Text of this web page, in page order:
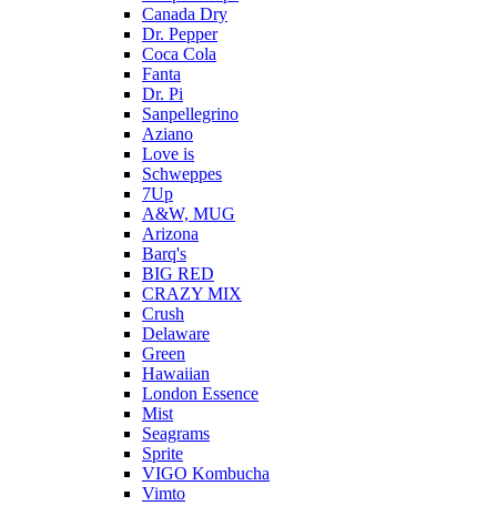
Canada Dry
Dr. Pepper
Coca Cola
Fanta
Dr. Pi
Sanpellegrino
Aziano
Love is
Schweppes
7Up
A&W, MUG
Arizona
Barq's
BIG RED
CRAZY MIX
Crush
Delaware
Green
Hawaiian
London Essence
Mist
Seagrams
Sprite
VIGO Kombucha
Vimto